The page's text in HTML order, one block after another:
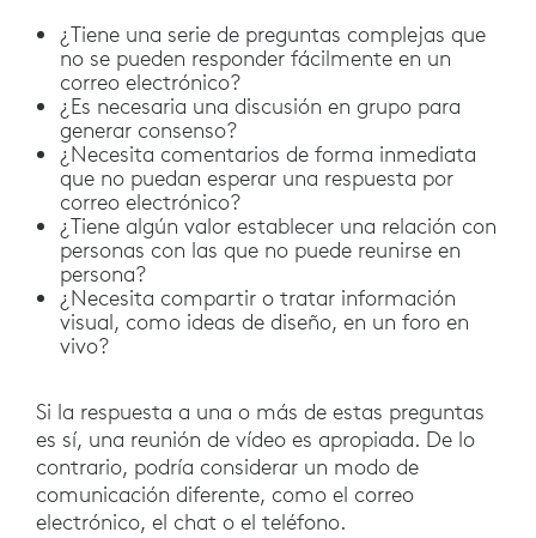
¿Tiene una serie de preguntas complejas que
no se pueden responder fácilmente en un
correo electrónico?
¿Es necesaria una discusión en grupo para
generar consenso?
¿Necesita comentarios de forma inmediata
que no puedan esperar una respuesta por
correo electrónico?
¿Tiene algún valor establecer una relación con
personas con las que no puede reunirse en
persona?
¿Necesita compartir o tratar información
visual, como ideas de diseño, en un foro en
vivo?
Si la respuesta a una o más de estas preguntas
es sí, una reunión de vídeo es apropiada. De lo
contrario, podría considerar un modo de
comunicación diferente, como el correo
electrónico, el chat o el teléfono.